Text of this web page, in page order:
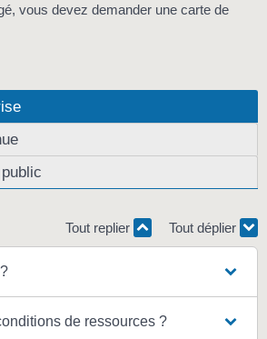
vous devez demander une carte de
Tout replier Tout déplier
de ressources ?